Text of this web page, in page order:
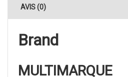
AVIS (0)
Brand
MULTIMARQUE